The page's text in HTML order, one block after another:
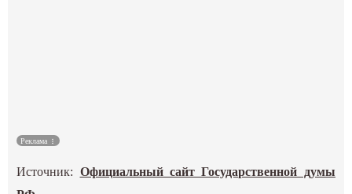
Реклама
Источник: Официальный сайт Государственной думы